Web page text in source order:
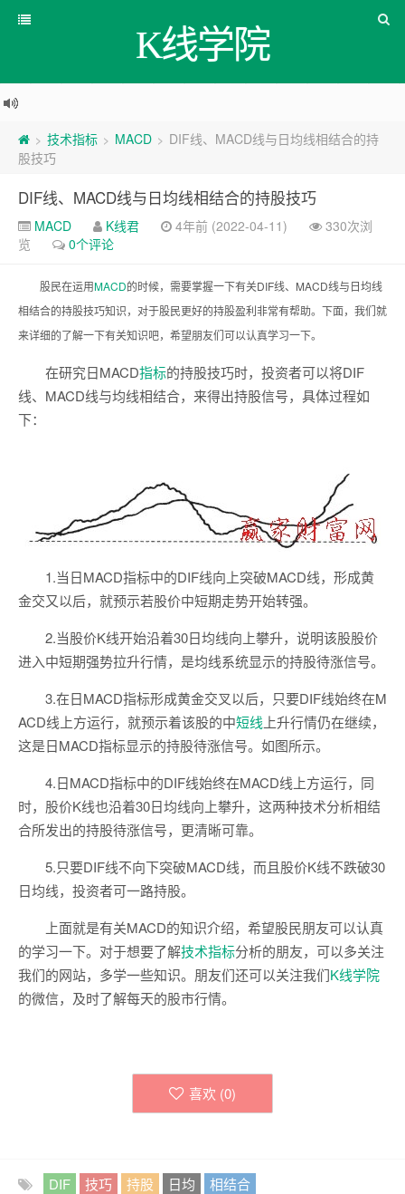
K线学院
> 技术指标 > MACD > DIF线、MACD线与日均线相结合的持
股技巧
DIF线、MACD线与日均线相结合的持股技巧
MACD K线君 4年前 (2022-04-11)
330次浏
览
0个评论
股民在运用MACD的时候，需要掌握一下有关DIF线、MACD线与日均线
相结合的持股技巧知识，对于股民更好的持股盈利非常有帮助。下面，我们就
来详细的了解一下有关知识吧，希望朋友们可以认真学习一下。
在研究日MACD指标的持股技巧时，投资者可以将DIF
线、MACD线与均线相结合，来得出持股信号，具体过程如
下：
1.当日MACD指标中的DIF线向上突破MACD线，形成黄
金交又以后，就预示若股价中短期走势开始转强。
2.当股价K线开始沿着30日均线向上攀升，说明该股股价
进入中短期强势拉升行情，是均线系统显示的持股待涨信号。
3.在日MACD指标形成黄金交叉以后，只要DIF线始终在M
ACD线上方运行，就预示着该股的中短线 上升行情仍在继续，
这是日MACD指标显示的持股待涨信号。如图所示。
4.日MACD指标中的DIF线始终在MACD线上方运行，同
时，股价K线也沿着30日均线向上攀升，这两种技术分析相结
合所发出的持股待涨信号，更清晰可靠。
5.只要DIF线不向下突破MACD线，而且股价K线不跌破30
日均线，投资者可一路持股。
上面就是有关MACD的知识介绍，希望股民朋友可以认真
的学习一下。对于想要了解技术指标分析的朋友，可以多关注
我们的网站，多学一些知识。朋友们还可以关注我们K线学院
的微信，及时了解每天的股市行情。
喜欢 (0)
DIF 技巧 持股 日均 相结合